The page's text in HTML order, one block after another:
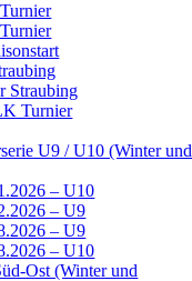
Straubing
Turnier
U9 / U10 (Winter und
– U10
– U9
– U9
– U10
Ost (Winter und